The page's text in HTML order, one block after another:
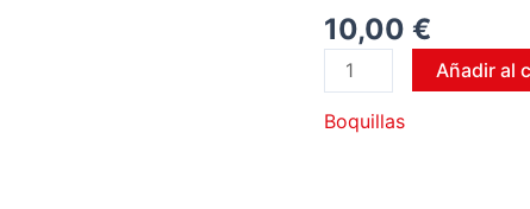
10,00 €
Añadir al
Boquillas